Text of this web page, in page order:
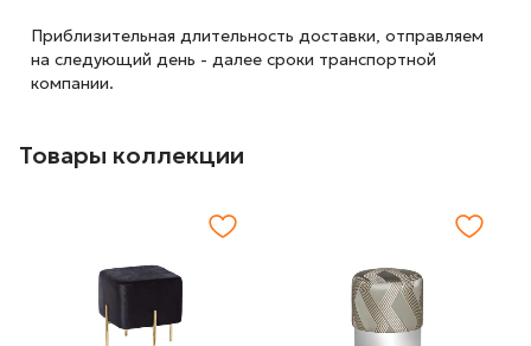
Приблизительная длительность доставки, отправляем
на следующий день - далее сроки транспортной
компании.
Товары коллекции